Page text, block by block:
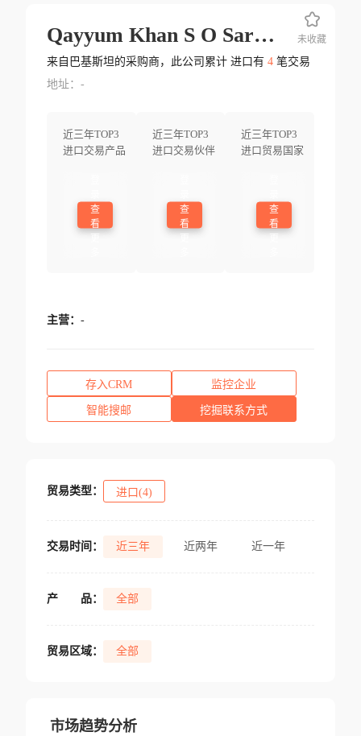
Qayyum Khan S O Sarwar Khan
来自巴基斯坦的采购商，此公司累计 进口有 4笔交易
地址：-
近三年TOP3
进口交易产品
查
看
近三年TOP3
进口交易伙伴
查
看
近三年TOP3
进口贸易国家
查
看
未收藏
主营： -
存入CRM 监控企业
智能搜邮 挖掘联系方式
贸易类型： 进口(4)
交易时间： 近三年 近两年 近一年
产 品： 全部
贸易区域： 全部
市场趋势分析